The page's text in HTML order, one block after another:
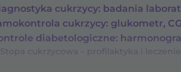
Stopa cukrzycowa – profilaktyka i leczenie